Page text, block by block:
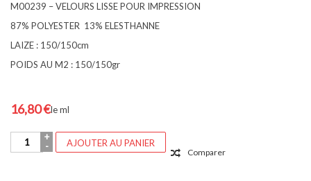
M00239 – VELOURS LISSE POUR IMPRESSION
87% POLYESTER 13% ELESTHANNE
LAIZE : 150/150cm
POIDS AU M2 : 150/150gr
16,80€le ml
quantité
de
AJOUTER AU PANIER
Comparer